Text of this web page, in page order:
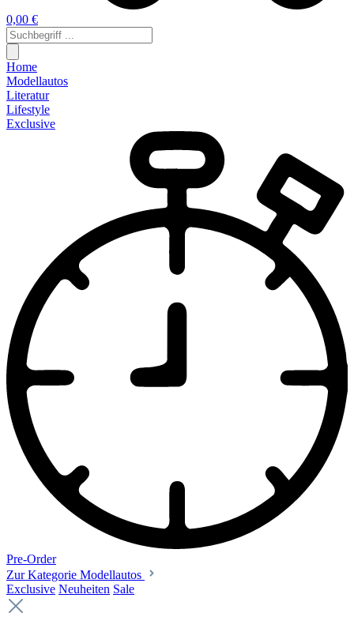
0,00 €
Home
Modellautos
Literatur
Lifestyle
Exclusive
Pre-Order
Zur Kategorie Modellautos
Exclusive Neuheiten Sale